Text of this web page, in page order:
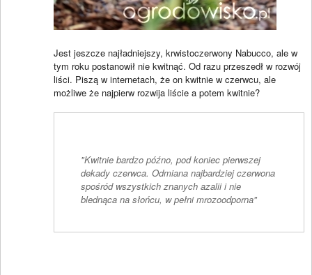
Jest jeszcze najładniejszy, krwistoczerwony Nabucco, ale w
tym roku postanowił nie kwitnąć. Od razu przeszedł w rozwój
liści. Piszą w internetach, że on kwitnie w czerwcu, ale
możliwe że najpierw rozwija liście a potem kwitnie?
"Kwitnie bardzo późno, pod koniec pierwszej
dekady czerwca. Odmiana najbardziej czerwona
spośród wszystkich znanych azalii i nie
blednąca na słońcu, w pełni mrozoodporna"